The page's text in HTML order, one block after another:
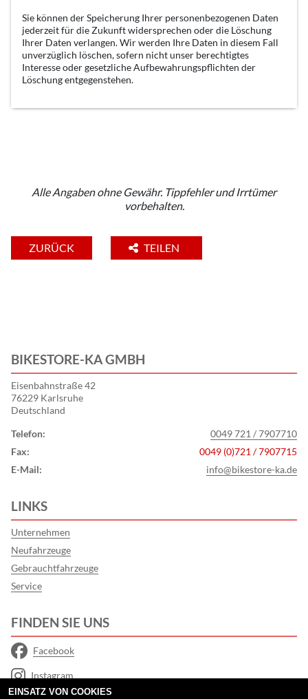
Sie können der Speicherung Ihrer personenbezogenen Daten
jederzeit für die Zukunft widersprechen oder die Löschung
Ihrer Daten verlangen. Wir werden Ihre Daten in diesem Fall
unverzüglich löschen, sofern nicht unser berechtigtes
Interesse oder gesetzliche Aufbewahrungspflichten der
Löschung entgegenstehen.
Alle Angaben ohne Gewähr. Tippfehler und Irrtümer
vorbehalten.
ZURÜCK TEILEN
BIKESTORE-KA GMBH
Eisenbahnstraße 42
76229 Karlsruhe
Deutschland
Telefon:
0049 721 / 7907710
Fax:
0049 (0)721 / 7907715
E-Mail:
info@bikestore-ka.de
LINKS
Unternehmen
Neufahrzeuge
Gebrauchtfahrzeuge
Service
FINDEN SIE UNS
Facebook
Instagram
EINSATZ VON COOKIES